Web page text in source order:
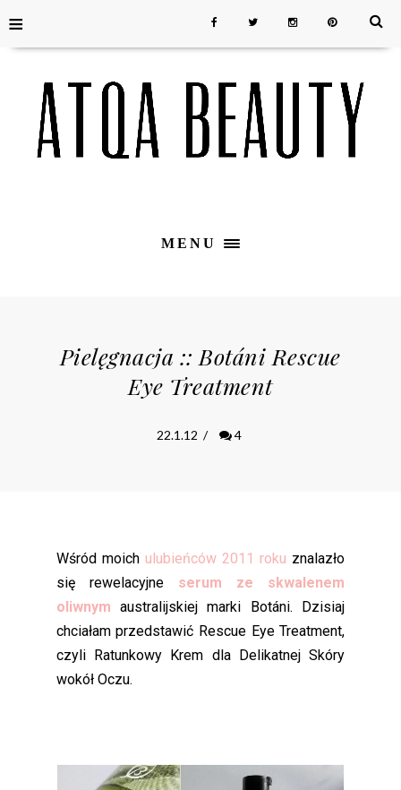
≡
MENU
Pielęgnacja :: Botáni Rescue
Eye Treatment
22.1.12 / 4
Wśród moich ulubieńców 2011 roku znalazło
się rewelacyjne serum ze skwalenem
oliwnym australijskiej marki Botáni. Dzisiaj
chciałam przedstawić Rescue Eye Treatment,
czyli Ratunkowy Krem dla Delikatnej Skóry
wokół Oczu.